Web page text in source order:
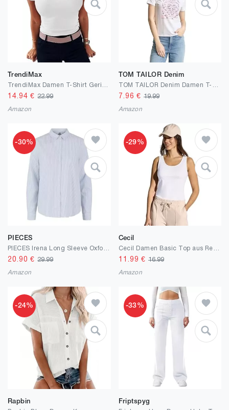
TrendiMax
14.94 €22.99
Amazon
TOM TAILOR Denim
7.96 € 19.99
Amazon
-30%
PIECES
20.90 €29.99
Amazon
-29%
Cecil
11.99 € 16.99
Amazon
-24%
Rapbin
-33%
Friptspyg